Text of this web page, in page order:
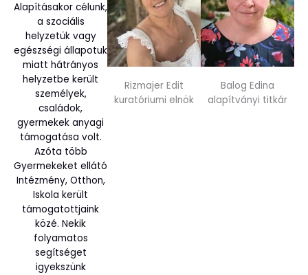
Alapításakor célunk,
a szociális
helyzetük vagy
egészségi állapotuk
miatt hátrányos
helyzetbe került
személyek,
családok,
gyermekek anyagi
támogatása volt.
Azóta több
Gyermekeket ellátó
Intézmény, Otthon,
Iskola került
támogatottjaink
közé. Nekik
folyamatos
segítséget
igyekszünk
Rizmajer Edit
kuratóriumi elnök
Balog Edina
alapítványi titkár